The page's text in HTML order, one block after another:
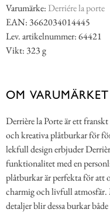
Varumärke: Derriére la porte
EAN: 3662034014445
Lev. artikelnummer: 64421
Vikt: 323 g
OM VARUMÄRKET
Derrière la Porte är ett
och kreativa plåtburkar för
lekfull design erbjuder
funktionalitet med en
plåtburkar är perfekta för att
charmig och livfull
detaljer blir dessa burkar